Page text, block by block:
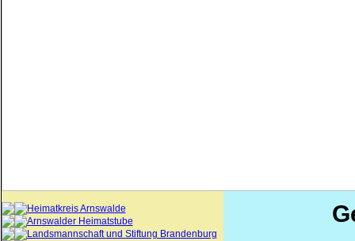
Heimatkreis Arnswalde
Arnswalder Heimatstube
Landsmannschaft und Stiftung Brandenburg